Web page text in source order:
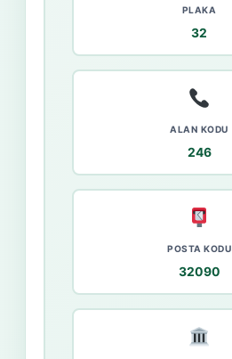
PLAKA
32
ALAN KODU
246
POSTA KODU
32090